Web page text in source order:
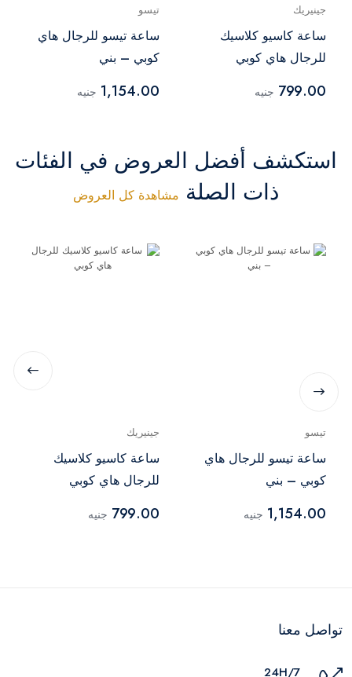
جينيريك
ساعة كاسيو كلاسيك
للرجال هاي كوبي
799.00 جنيه
تيسو
ساعة تيسو للرجال هاي
كوبي – بني
1,154.00 جنيه
استكشف أفضل العروض في الفئات
ذات الصلة مشاهدة كل العروض
تيسو
ساعة تيسو للرجال هاي
كوبي – بني
1,154.00 جنيه
جينيريك
ساعة كاسيو كلاسيك
للرجال هاي كوبي
799.00 جنيه
تواصل معنا
24H/7